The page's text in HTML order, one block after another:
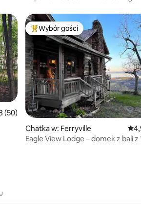
ocena: 4,98 na 5, liczba recenzji: 50
(50)
Najpopularniejsze z kategorii
Wybór gości
Chatka w: Ferryville
Eagle View Lodge – domek z bali z